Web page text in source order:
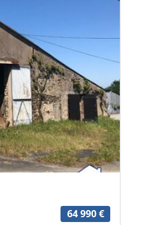
64 990 €